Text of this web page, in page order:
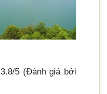
3.8/5 (Đánh giá bởi